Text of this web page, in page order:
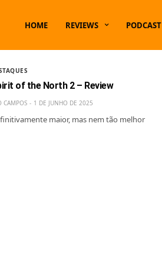
HOME REVIEWS PODCAST
of the North 2 – Review
CAMPOS 1 DE JUNHO DE 2025
maior, mas nem tão melhor